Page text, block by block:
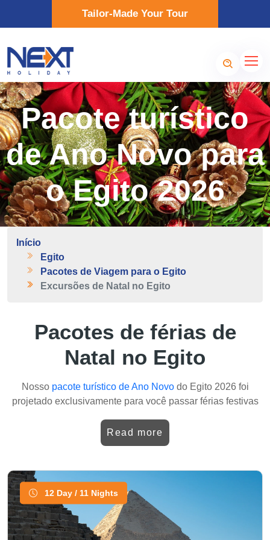
Tailor-Made Your Tour
Pacote turístico
de Ano Novo para
o Egito 2026
Início
Egito
Pacotes de Viagem para o Egito
Excursões de Natal no Egito
Pacotes de férias de
Natal no Egito
Nosso pacote turístico de Ano Novodo Egito 2026 foi
projetado exclusivamente para você passar férias festivas
Egito misturam patrimônio antigo e clima festivo de férias e
fornecem todos os aspectos de uma experiência
maravilhas do mundo, as grandespirâmides de Gizé,
olhando para a Grande
Esfinge
saqqara, percorrendo as riquezas terrenas do
egípcio
, ou passear ao longo dos antigos becos da
do Cairoislâmico: cada um é um baú de tesouros de idéias
Read more
12 Day / 11 Nights